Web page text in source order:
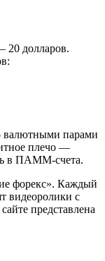
20 долларов.
валютными парами
плечо —
в ПАММ-счета.
форекс». Каждый
видеоролики с
представлена